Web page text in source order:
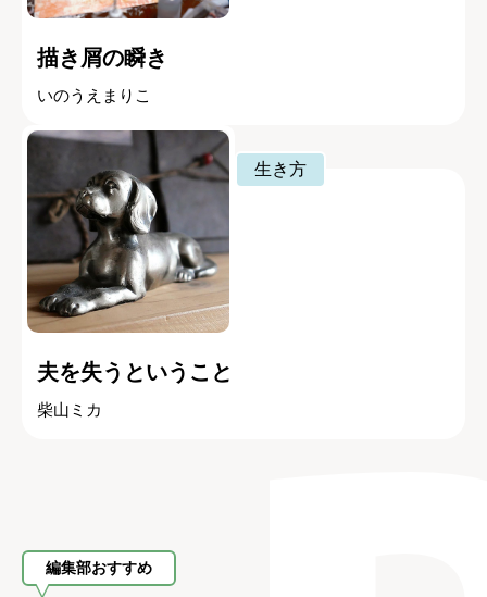
描き屑の瞬き
いのうえまりこ
生き方
夫を失うということ
柴山ミカ
編集部おすすめ